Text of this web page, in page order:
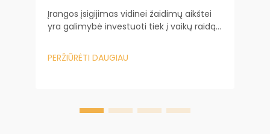
Įrangos įsigijimas vidinei žaidimų aikštei
yra galimybė investuoti tiek į vaikų raidą,
Remdamasis savo daugelio metų
patirtimi dirbdamas su Baiheplay vietos
PERŽIŪRĖTI DAUGIAU